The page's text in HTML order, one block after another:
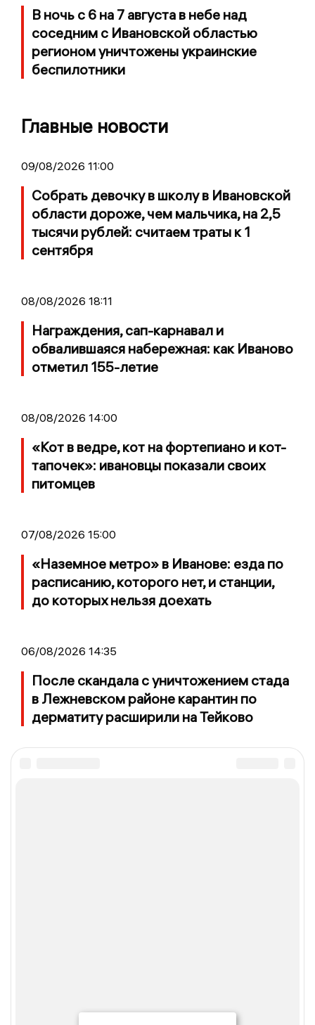
В ночь с 6 на 7 августа в небе над
соседним с Ивановской областью
регионом уничтожены украинские
беспилотники
Главные новости
09/08/2026 11:00
Собрать девочку в школу в Ивановской
области дороже, чем мальчика, на 2,5
тысячи рублей: считаем траты к 1
сентября
08/08/2026 18:11
Награждения, сап-карнавал и
обвалившаяся набережная: как Иваново
отметил 155-летие
08/08/2026 14:00
«Кот в ведре, кот на фортепиано и кот-
тапочек»: ивановцы показали своих
питомцев
07/08/2026 15:00
«Наземное метро» в Иванове: езда по
расписанию, которого нет, и станции,
до которых нельзя доехать
06/08/2026 14:35
После скандала с уничтожением стада
в Лежневском районе карантин по
дерматиту расширили на Тейково